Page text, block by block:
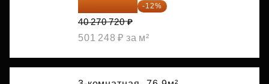
35 438 234 ₽ -12%
40 270 720 ₽
501 248 ₽ за м²